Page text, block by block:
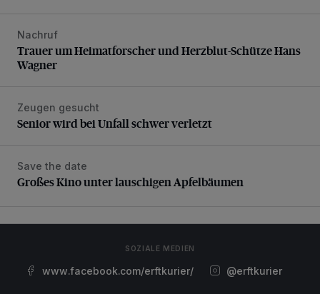
Trauer um Heimatforscher und Herzblut-Schütze Hans
Nachruf
Trauer um Heimatforscher und Herzblut-Schütze Hans
Wagner
Senior wird bei Unfall schwer verletzt
Zeugen gesucht
Senior wird bei Unfall schwer verletzt
Großes Kino unter lauschigen Apfelbäumen
Save the date
Großes Kino unter lauschigen Apfelbäumen
SOZIALE MEDIEN
www.facebook.com/erftkurier/ @erftkurier